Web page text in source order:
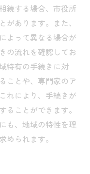
続する場合、市役所
があります。また、
よって異なる場合が
の流れを確認してお
特有の手続きに対
ことや、専門家のア
れにより、手続きが
ることができます。
も、地域の特性を理
められます。